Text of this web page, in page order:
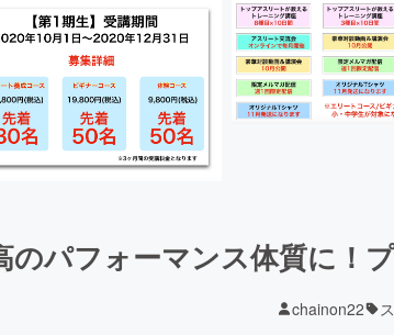
のパフォーマンス体質に！
chainon22